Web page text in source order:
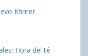
Khmer
Hora del té